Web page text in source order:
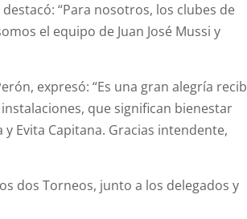
“Para nosotros, los clubes de
el equipo de Juan José Mussi y
expresó: “Es una gran alegría
que significan bienestar
Evita Capitana. Gracias intendente,
dos Torneos, junto a los delegados y